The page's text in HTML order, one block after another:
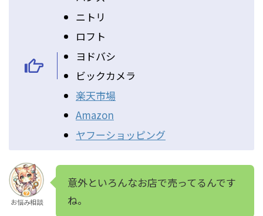
ニトリ
ロフト
ヨドバシ
ビックカメラ
楽天市場
Amazon
ヤフーショッピング
お悩み相談
意外といろんなお店で売ってるんです
ね。